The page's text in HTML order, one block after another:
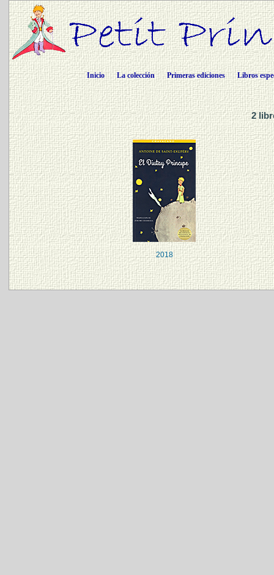
Inicio La colección Primeras ediciones Libros
2
2018